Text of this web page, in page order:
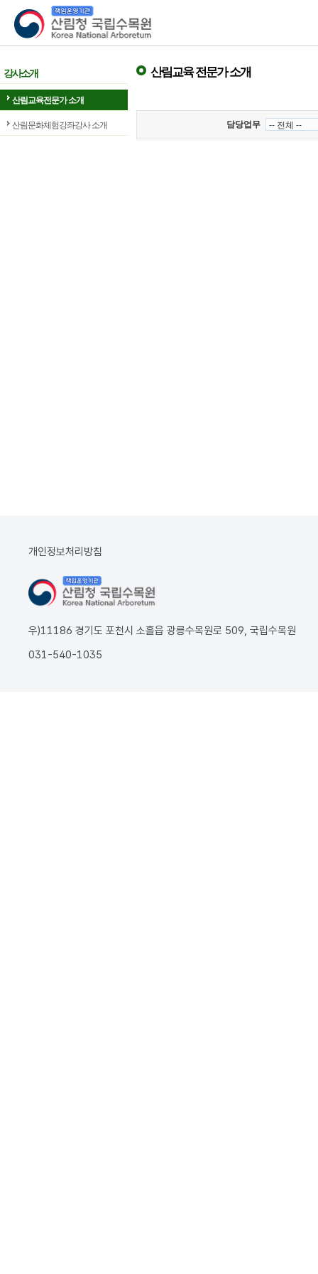
산림청 국립수목원
강사소개
산림교육전문가 소개
산림문화체험강좌강사 소개
산림교육 전문가 소개
담당업무
개인정보처리방침
우)11186 경기도 포천시 소흘읍 광릉수목원로 509, 국립수목원
031-540-1035